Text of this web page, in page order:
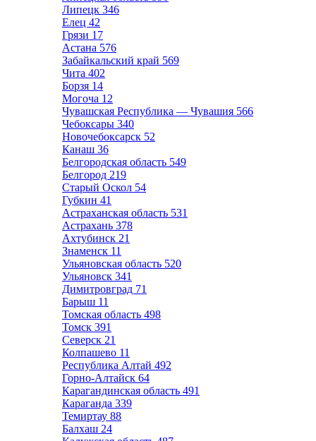
Липецк 346
Елец 42
Грязи 17
Астана 576
Забайкальский край 569
Чита 402
Борзя 14
Могоча 12
Чувашская Республика — Чувашия 566
Чебоксары 340
Новочебоксарск 52
Канаш 36
Белгородская область 549
Белгород 219
Старый Оскол 54
Губкин 41
Астраханская область 531
Астрахань 378
Ахтубинск 21
Знаменск 11
Ульяновская область 520
Ульяновск 341
Димитровград 71
Барыш 11
Томская область 498
Томск 391
Северск 21
Колпашево 11
Республика Алтай 492
Горно-Алтайск 64
Карагандинская область 491
Караганда 339
Темиртау 88
Балхаш 24